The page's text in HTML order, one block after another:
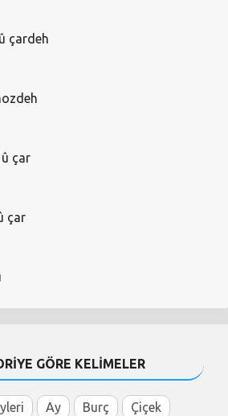
çardeh
çar
çar
GÖRE KELİMELER
Ay Burç
Çiçek